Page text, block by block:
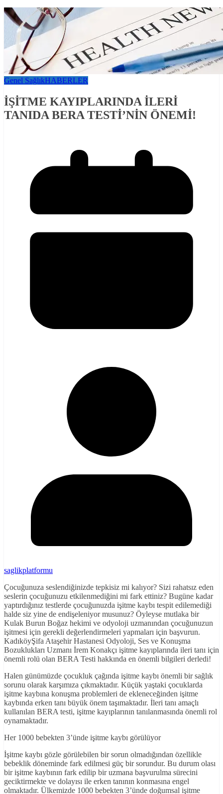
Genel SağlıkHABERLER
İŞİTME KAYIPLARINDA İLERİ
TANIDA BERA TESTİ’NİN ÖNEMİ!
saglikplatformu
Çocuğunuza seslendiğinizde tepkisiz mi kalıyor? Sizi rahatsız eden
seslerin çocuğunuzu etkilenmediğini mi fark ettiniz? Bugüne kadar
yaptırdığınız testlerde çocuğunuzda işitme kaybı tespit edilemediği
halde siz yine de endişeleniyor musunuz? Öyleyse mutlaka bir
Kulak Burun Boğaz hekimi ve odyoloji uzmanından çocuğunuzun
işitmesi için gerekli değerlendirmeleri yapmaları için başvurun.
KadıköyŞifa Ataşehir Hastanesi Odyoloji, Ses ve Konuşma
Bozuklukları Uzmanı İrem Konakçı işitme kayıplarında ileri tanı için
önemli rolü olan BERA Testi hakkında en önemli bilgileri derledi!
Halen günümüzde çocukluk çağında işitme kaybı önemli bir sağlık
sorunu olarak karşımıza çıkmaktadır. Küçük yaştaki çocuklarda
işitme kaybına konuşma problemleri de ekleneceğinden işitme
kaybında erken tanı büyük önem taşımaktadır. İleri tanı amaçlı
kullanılan BERA testi, işitme kayıplarının tanılanmasında önemli rol
oynamaktadır.
Her 1000 bebekten 3’ünde işitme kaybı görülüyor
İşitme kaybı gözle görülebilen bir sorun olmadığından özellikle
bebeklik döneminde fark edilmesi güç bir sorundur. Bu durum olası
bir işitme kaybının fark edilip bir uzmana başvurulma sürecini
geciktirmekte ve dolayısı ile erken tanının konmasına engel
olmaktadır. Ülkemizde 1000 bebekten 3’ünde doğumsal işitme